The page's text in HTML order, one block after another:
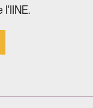
l'IINE.